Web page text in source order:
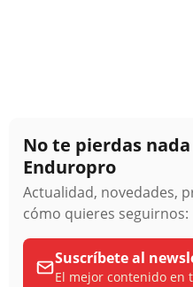
No te pierdas
Enduropro
Actualidad, novedades,
cómo quieres seguirnos:
Suscríbete al
El mejor contenido en